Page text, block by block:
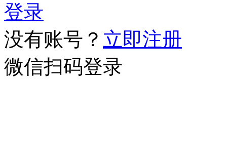
登录
没有账号？ 立即注册
微信扫码登录